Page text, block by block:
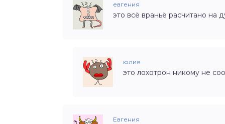
евгения
это всё враньё расчитано на
юлия
это лохотрон никому не
Евгения